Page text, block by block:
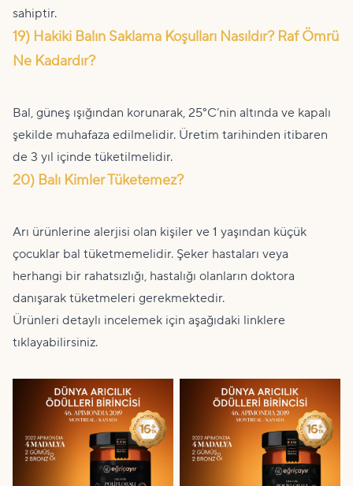
sahiptir.
19) Hakiki Balın Saklama Koşulları Nasıldır? Raf Ömrü
Ne Kadardır?
Bal, güneş ışığından korunarak, 25°C’nin altında ve kapalı
şekilde muhafaza edilmelidir. Üretim tarihinden itibaren
de 3 yıl içinde tüketilmelidir.
20) Balı Kimler Tüketemez?
Arı ürünlerine alerjisi olan kişiler ve 1 yaşından küçük
çocuklar bal tüketmemelidir. Şeker hastaları veya
herhangi bir rahatsızlığı, hastalığı olanların doktora
danışarak tüketmeleri gerekmektedir.
Ürünleri detaylı incelemek için aşağıdaki linklere
tıklayabilirsiniz.